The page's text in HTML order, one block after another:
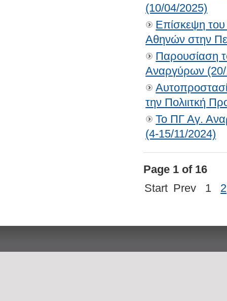
(10/04/2025)
Επίσκεψη
Αθηνών στην
Παρουσίαση
Αναργύρων
την Πολιιτκή
Το ΠΓ Αγ.
(4-15/11/2024)
Page 1 of 16
Start Prev 1 2